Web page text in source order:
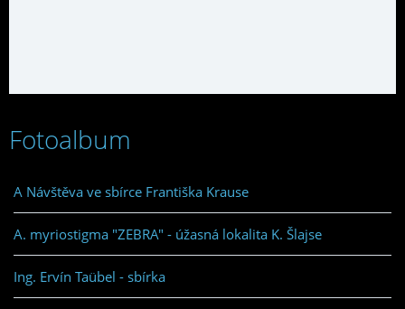
Fotoalbum
A Návštěva ve sbírce Františka Krause
A. myriostigma "ZEBRA" - úžasná lokalita K. Šlajse
Ing. Ervín Taübel - sbírka